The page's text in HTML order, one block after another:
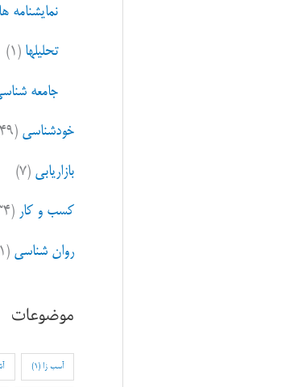
تحلیلها (۱)
جامعه
خودشناسی (۴۹)
بازاریابی (۷)
کسب و کار (۳۴)
روان شناسی (۵۱)
موضوعات
آسب زا (1)